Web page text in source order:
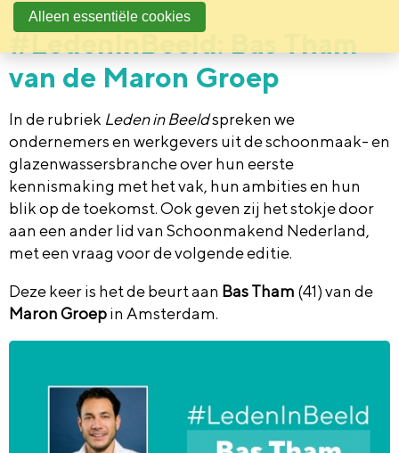
Vereniging 9 juli 2026
#LedenInBeeld: Bas Tham
van de Maron Groep
In de rubriek Leden in Beeldspreken we
ondernemers en werkgevers uit de schoonmaak- en
glazenwassersbranche over hun eerste
kennismaking met het vak, hun ambities en hun
blik op de toekomst. Ook geven zij het stokje door
aan een ander lid van Schoonmakend Nederland,
met een vraag voor de volgende editie.
Deze keer is het de beurt aan Bas Tham (41) van de
Maron Groepin Amsterdam.
Alleen essentiële cookies